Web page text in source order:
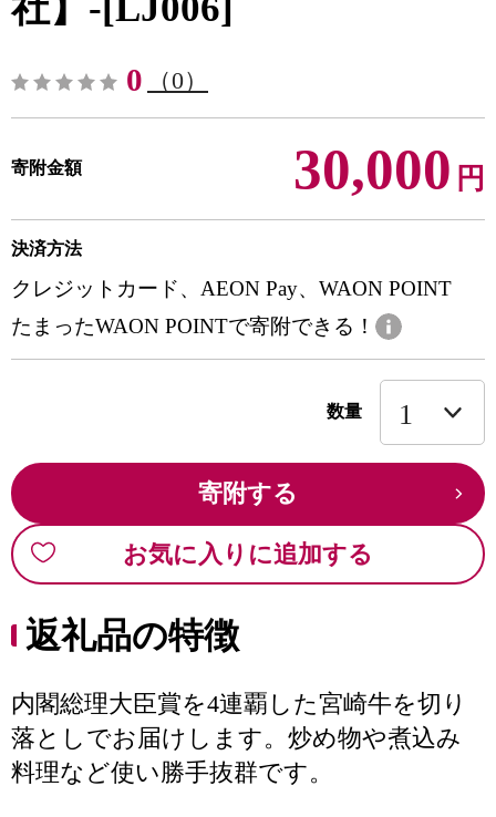
0 （0）
寄附金額 30,000 円
決済方法
クレジットカード、AEON Pay、WAON POINT
たまったWAON POINTで寄附できる！
数量
寄附する
お気に入りに追加する
返礼品の特徴
内閣総理大臣賞を4連覇した宮崎牛を切り
落としでお届けします。炒め物や煮込み
料理など使い勝手抜群です。